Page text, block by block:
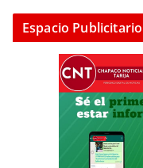
Espacio Publicitario